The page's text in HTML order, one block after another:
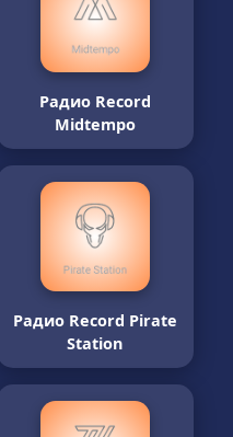
Радио Record
Midtempo
Радио Record Pirate
Station